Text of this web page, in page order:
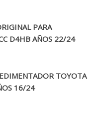
PARA
D4HB AÑOS 22/24
TOYOTA
16/24